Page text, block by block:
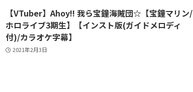
【VTuber】Ahoy!! 我ら宝鐘海賊団☆【宝鐘マリン/
ホロライブ3期生】【インスト版(ガイドメロディ
付)/カラオケ字幕】
2021年2月3日